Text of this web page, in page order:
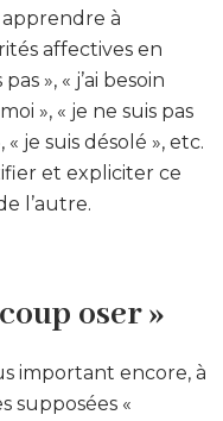
à
affectives en
», « j’ai besoin
», « je ne suis pas
je suis désolé », etc.
et expliciter ce
l’autre.
oser »
important encore, à
supposées «